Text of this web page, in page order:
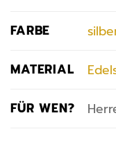
FARBE
MATERIAL
FÜR WEN?